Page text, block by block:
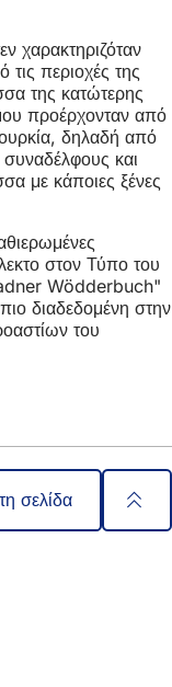
χαρακτηριζόταν
περιοχές της
της κατώτερης
προέρχονταν από
δηλαδή από
συναδέλφους και
με κάποιες ξένες
στον Τύπο του
Wödderbuch"
διαδεδομένη στην
του
σελίδα